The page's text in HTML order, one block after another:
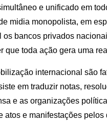
e unificado em
midia monopolista, em
bancos privados
que toda ação gera uma
internacional são
em traduzir notas,
e as organizações
e manifestações pelos